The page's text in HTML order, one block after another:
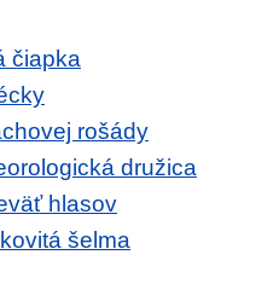
čiapka
rošády
družica
hlasov
šelma